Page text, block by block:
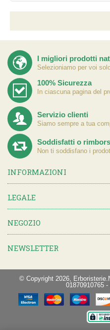
I migliori prodotti
Selezioniamo per voi
100% Sicurezza
In ciascuna pagina del
Servizio clienti
Siamo sempre a tua
Soddisfatti o
Non ti soddisfano i
INFORMAZIONI
LEGALE
NEGOZIO
NEWSLETTER
© Copyright 2026,
01870910765